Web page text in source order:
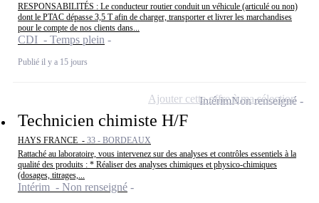
RESPONSABILITÉS : Le conducteur routier conduit un véhicule (articulé ou non)
dont le PTAC dépasse 3,5 T afin de charger, transporter et livrer les marchandises
pour le compte de nos clients dans...
CDI - Temps plein
Publié il y a 15 jours
Technicien chimiste H/F
HAYS FRANCE - 33 - BORDEAUX
Rattaché au laboratoire, vous intervenez sur des analyses et contrôles essentiels à la
qualité des produits : * Réaliser des analyses chimiques et physico-chimiques
(dosages, titrages,...
Intérim - Non renseigné
IntérimNon renseigné
Ajouter cette offre à ma sélection